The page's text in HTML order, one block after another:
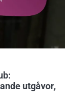
utgåvor,